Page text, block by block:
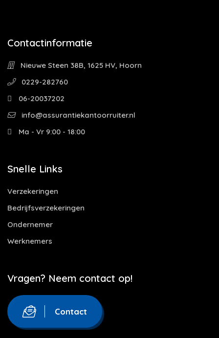
Contactinformatie
Nieuwe Steen 38B, 1625 HV, Hoorn
0229-282760
06-20037202
info@assurantiekantoorruiter.nl
Ma - Vr 9:00 - 18:00
Snelle Links
Verzekeringen
Bedrijfsverzekeringen
Ondernemer
Werknemers
Vragen? Neem contact op!
Contact